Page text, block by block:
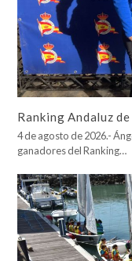
Ranking Andaluz
4 de agosto de 2026.-
ganadores del Ranking…